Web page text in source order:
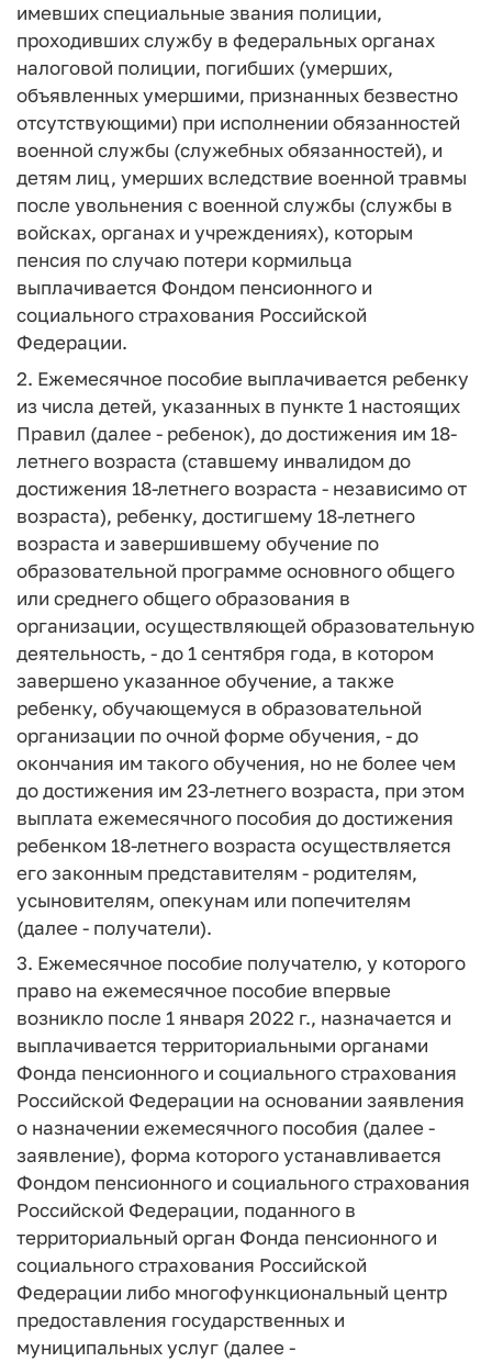
имевших специальные звания полиции,
проходивших службу в федеральных органах
налоговой полиции, погибших (умерших,
объявленных умершими, признанных безвестно
отсутствующими) при исполнении обязанностей
военной службы (служебных обязанностей), и
детям лиц, умерших вследствие военной травмы
после увольнения с военной службы (службы в
войсках, органах и учреждениях), которым
пенсия по случаю потери кормильца
выплачивается Фондом пенсионного и
социального страхования Российской
Федерации.
2. Ежемесячное пособие выплачивается ребенку
из числа детей, указанных в пункте 1 настоящих
Правил (далее - ребенок), до достижения им 18-
летнего возраста (ставшему инвалидом до
достижения 18-летнего возраста - независимо от
возраста), ребенку, достигшему 18-летнего
возраста и завершившему обучение по
образовательной программе основного общего
или среднего общего образования в
организации, осуществляющей образовательную
деятельность, - до 1 сентября года, в котором
завершено указанное обучение, а также
ребенку, обучающемуся в образовательной
организации по очной форме обучения, - до
окончания им такого обучения, но не более чем
до достижения им 23-летнего возраста, при этом
выплата ежемесячного пособия до достижения
ребенком 18-летнего возраста осуществляется
его законным представителям - родителям,
усыновителям, опекунам или попечителям
(далее - получатели).
3. Ежемесячное пособие получателю, у которого
право на ежемесячное пособие впервые
возникло после 1 января 2022 г., назначается и
выплачивается территориальными органами
Фонда пенсионного и социального страхования
Российской Федерации на основании заявления
о назначении ежемесячного пособия (далее -
заявление), форма которого устанавливается
Фондом пенсионного и социального страхования
Российской Федерации, поданного в
территориальный орган Фонда пенсионного и
социального страхования Российской
Федерации либо многофункциональный центр
предоставления государственных и
муниципальных услуг (далее -